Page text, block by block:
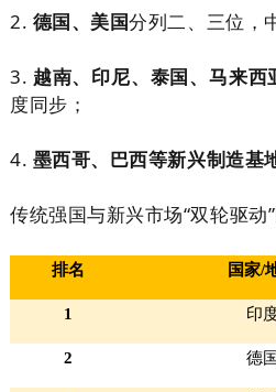
2. 德国、美国分列二、三位，
3. 越南、印尼、泰国、马来西
度同步；
4. 墨西哥、巴西等新兴制造基
传统强国与新兴市场“双轮驱
排名 国家/
1 印
2 德国